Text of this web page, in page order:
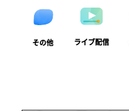
その他 ライブ配信